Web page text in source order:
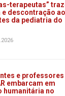
terapeutas”
e descontração
da pediatria do
e professores
embarcam em
humanitária no